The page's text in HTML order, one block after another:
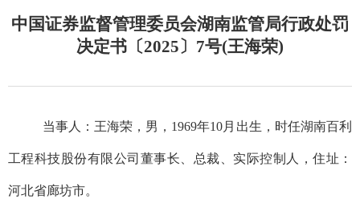
中国证券监督管理委员会湖南监管局行政处罚
决定书〔2025〕7号(王海荣)
当事人： 王海荣 ，男， 1969年10月出生， 时任湖南百利
工程科技股份有限公司董事长、总裁、实际控制人，住址 ：
河北省廊坊市。